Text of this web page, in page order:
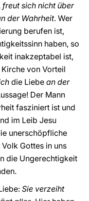
freut sich nicht über
der Wahrheit. Wer
berufen ist,
haben, so
inakzeptabel ist,
von Vorteil
die Liebe an der
Der Mann
fasziniert ist und
im Leib Jesu
unerschöpfliche
Gottes in uns
die Ungerechtigkeit
Sie verzeiht